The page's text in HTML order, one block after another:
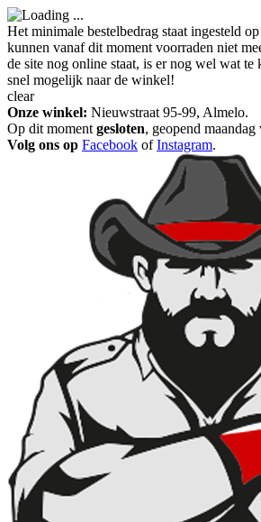
Het minimale bestelbedrag staat ingesteld
kunnen vanaf dit moment voorraden niet
de site nog online staat, is er nog wel wat
snel mogelijk naar de winkel!
clear
Onze winkel: Nieuwstraat 95-99, Almelo.
Op dit moment gesloten, geopend
Volg ons op Facebook ofInstagram.